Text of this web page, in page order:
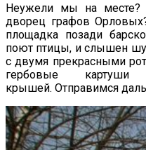
Неужели мы на
дворец графов
площадка позади
поют птицы, и слышен
с двумя прекрасными
гербовые
крышей. Отправимся